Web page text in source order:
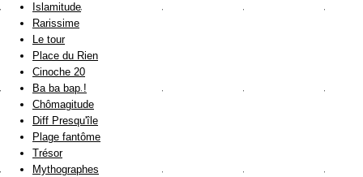
Islamitude
Rarissime
Le tour
Place du Rien
Cinoche 20
Ba ba bap !
Chômagitude
Diff Presqu'île
Plage fantôme
Trésor
Mythographes